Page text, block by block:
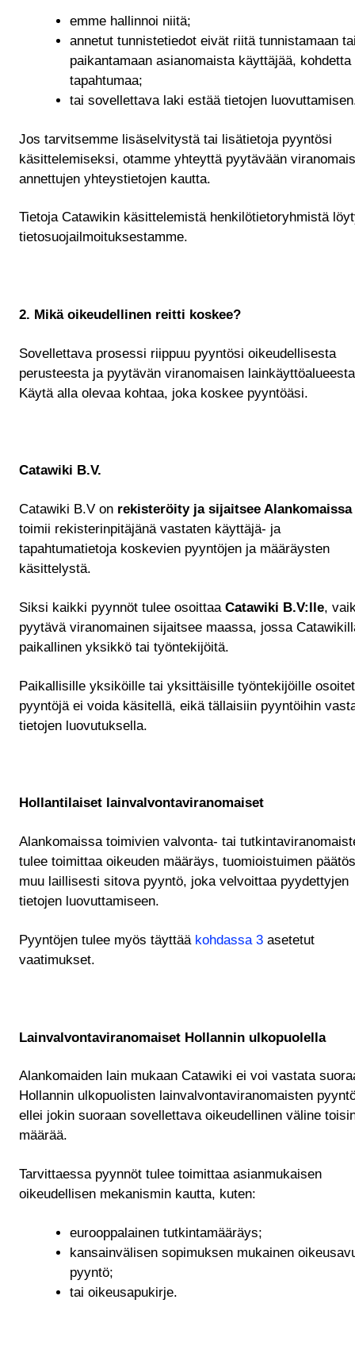
emme hallinnoi niitä;
annetut tunnistetiedot eivät riitä tunnistamaan
paikantamaan asianomaista käyttäjää, kohdetta
tapahtumaa;
tai sovellettava laki estää tietojen
Jos tarvitsemme lisäselvitystä tai lisätietoja pyyntösi
käsittelemiseksi, otamme yhteyttä pyytävään
annettujen yhteystietojen kautta.
Tietoja Catawikin käsittelemistä henkilötietoryhmistä
tietosuojailmoituksestamme.
2. Mikä oikeudellinen reitti koskee?
Sovellettava prosessi riippuu pyyntösi oikeudellisesta
perusteesta ja pyytävän viranomaisen
Käytä alla olevaa kohtaa, joka koskee pyyntöäsi.
Catawiki B.V.
Catawiki B.V on rekisteröity ja sijaitsee Alankomaissa
toimii rekisterinpitäjänä vastaten käyttäjä- ja
tapahtumatietoja koskevien pyyntöjen ja määräysten
käsittelystä.
Siksi kaikki pyynnöt tulee osoittaa Catawiki B.V:lle,
pyytävä viranomainen sijaitsee maassa, jossa
paikallinen yksikkö tai työntekijöitä.
Paikallisille yksiköille tai yksittäisille työntekijöille
pyyntöjä ei voida käsitellä, eikä tällaisiin pyyntöihin
tietojen luovutuksella.
Hollantilaiset lainvalvontaviranomaiset
Alankomaissa toimivien valvonta- tai
tulee toimittaa oikeuden määräys, tuomioistuimen
muu laillisesti sitova pyyntö, joka velvoittaa pyydettyjen
tietojen luovuttamiseen.
Pyyntöjen tulee myös täyttää kohdassa 3 asetetut
vaatimukset.
Lainvalvontaviranomaiset Hollannin ulkopuolella
Alankomaiden lain mukaan Catawiki ei voi vastata
Hollannin ulkopuolisten lainvalvontaviranomaisten
ellei jokin suoraan sovellettava oikeudellinen väline
määrää.
Tarvittaessa pyynnöt tulee toimittaa asianmukaisen
oikeudellisen mekanismin kautta, kuten:
eurooppalainen tutkintamääräys;
kansainvälisen sopimuksen mukainen
pyyntö;
tai oikeusapukirje.